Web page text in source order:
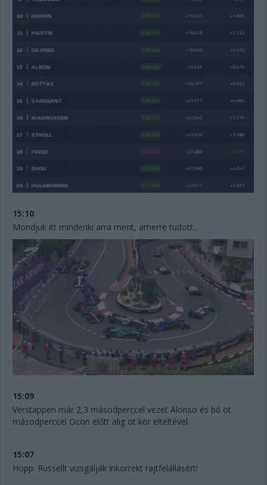
15:10
Mondjuk itt mindenki arra ment, amerre tudott...
15:09
Verstappen már 2,3 másodperccel vezet Alonso és bő öt
másodperccel Ocon előtt alig öt kör elteltével.
15:07
Hopp: Russellt vizsgálják inkorrekt rajtfelállásért!